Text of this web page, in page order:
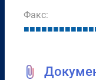
Факс:
■■■■■■■■■■■■